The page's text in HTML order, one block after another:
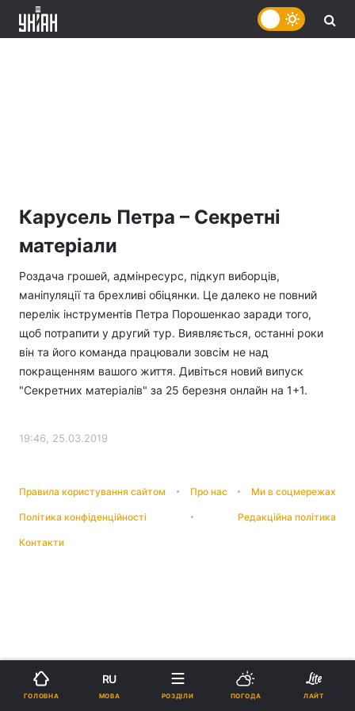
Карусель Петра – Секретні
матеріали
Роздача грошей, адмінресурс, підкуп виборців,
маніпуляції та брехливі обіцянки. Це далеко не повний
перелік інструментів Петра Порошенкао заради того,
щоб потрапити у другий тур. Виявляється, останні роки
він та його команда працювали зовсім не над
покращенням вашого життя. Дивіться новий випуск
"Секретних матеріалів" за 25 березня онлайн на 1+1.
19:46, 25.03.2019
Правила користування сайтом Про нас Ми в соцмережах
Політика конфіденційності Редакційна політика
Контакти
ГОЛОВНА
RU
МОВА РОЗДІЛИ ПОГОДА ЛАЙТ